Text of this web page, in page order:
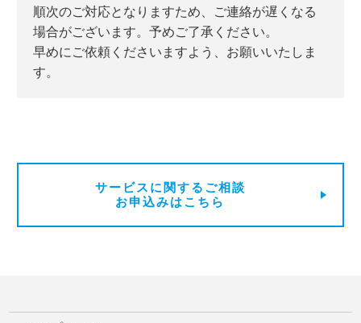
順次のご対応となりますため、ご連絡が遅くなる
場合がございます。予めご了承ください。
早めにご依頼くださいますよう、お願いいたしま
す。
サービスに関するご相談
お申込みはこちら